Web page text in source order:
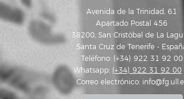
Avenida de la Trinidad, 61
Apartado Postal 456
38200, San Cristóbal de La
Santa Cruz de Tenerife -
Teléfono: (+34) 922 31 92 00
Whatsapp: (+34) 922 31 92 00
Correo electrónico: